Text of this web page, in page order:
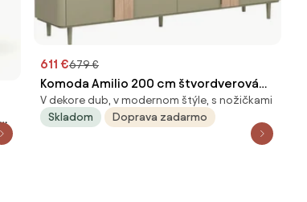
611 €679 €
Komoda Amilio 200 cm štvor­dverová
na nožičkách - eukalyptus / dub baltic
dune / úchytky dub prírodný
V dekore dub, v modernom štýle, s nožičkami
Skladom
Doprava zadarmo